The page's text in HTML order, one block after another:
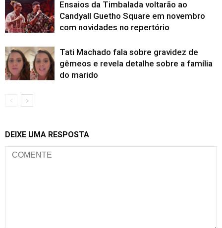
Ensaios da Timbalada voltarão ao
Candyall Guetho Square em novembro
com novidades no repertório
Tati Machado fala sobre gravidez de
gêmeos e revela detalhe sobre a família
do marido
DEIXE UMA RESPOSTA